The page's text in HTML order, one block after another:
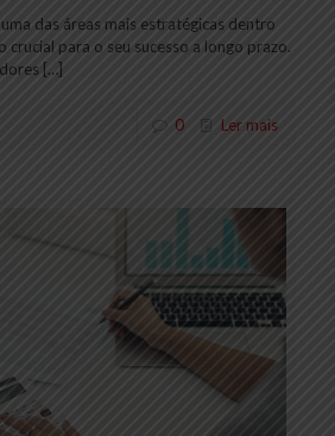
das áreas mais estratégicas dentro
crucial para o seu sucesso a longo prazo.
[…]
0 Ler mais